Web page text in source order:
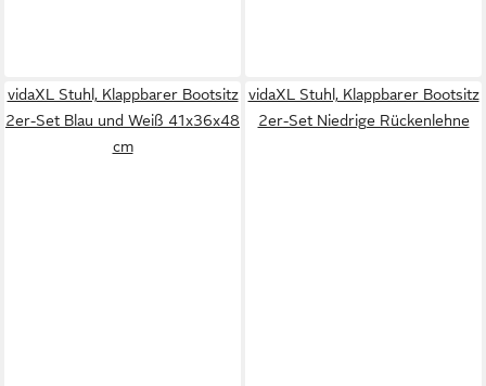
vidaXL Stuhl, Klappbarer Bootsitz
2er-Set Blau und Weiß 41x36x48
cm
vidaXL Stuhl, Klappbarer Bootsitz
2er-Set Niedrige Rückenlehne